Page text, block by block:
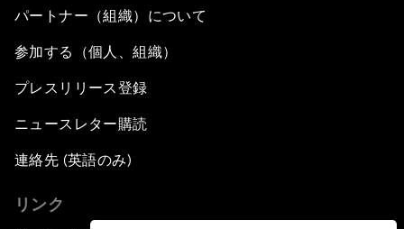
パートナー（組織）について
参加する（個人、組織）
プレスリリース登録
ニュースレター購読
連絡先 (英語のみ)
リンク